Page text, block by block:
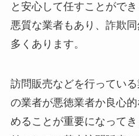
と安心して任すことがで
悪質な業者もあり、詐欺
多くあります。
訪問販売などを行ってい
の業者が悪徳業者か良心
めることが重要になって